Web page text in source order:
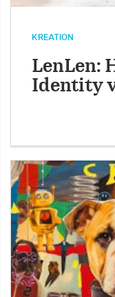
KREATION
LenLen:
Identity